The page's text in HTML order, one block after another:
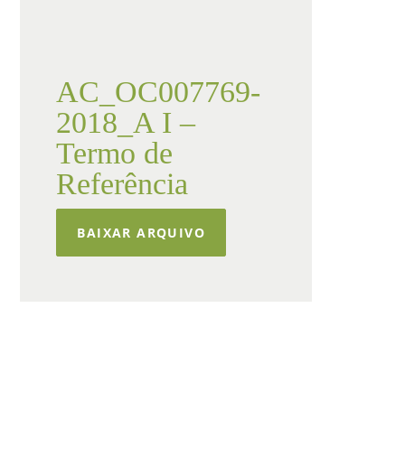
AC_OC007769-
2018_A I –
Termo de
Referência
BAIXAR ARQUIVO